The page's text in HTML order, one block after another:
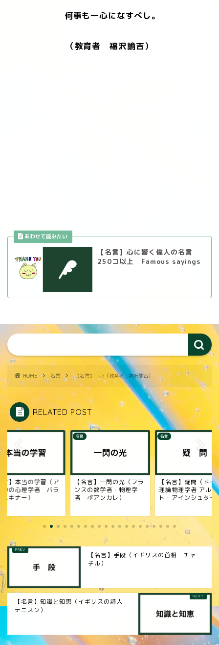
何事も一心になすべし。
（教育者 福沢諭吉）
【名言】心に響く偉人の名言
250コ以上 Famous sayings
HOME 名言 【名言】一心（教育者 福沢諭吉）
RELATED POST
言】一閃の光（フラ
の数学者・物理学
アンカレ）
名言
【名言】疑問（ドイツの
理論物理学者 アルベル
ト・アインシュタイン）
名言
【名言】あきらめな
（登山家 植村直己
【名言】手段（イギリスの首相 チャー
チル）
【名言】知識と知恵（イギリスの詩人
テニスン）